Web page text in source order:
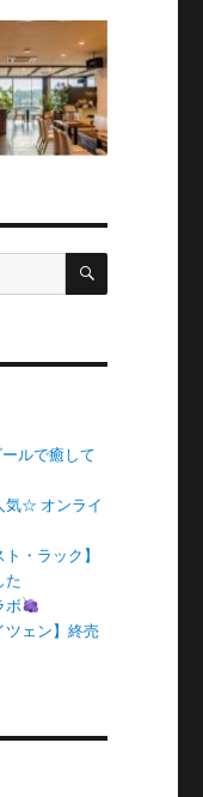
検
ルで癒して
気☆ オンライ
・ラック】
た
ボ
ツェン】終売